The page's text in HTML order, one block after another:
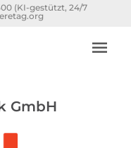
(KI-gestützt, 24/7
GmbH